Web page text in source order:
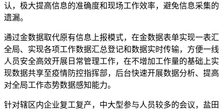
认，极大提高信息的准确度和现场工作效率，避免信息采集的
遗漏。
通过金数据取代原有信息上报模式，在金数据表单实现一表汇
全局、实现各项工作数据汇总登记和数据实时传输，方便一线
人员安全高效开展日常管理工作，在不增加工作量的基础上实
现数据共享至疫情防控指挥部，后台快速开展数据分析、提高
对全局工作态势数据感知能力。
针对辖区内企业复工复产，中大型参与人员较多的会议，盐田